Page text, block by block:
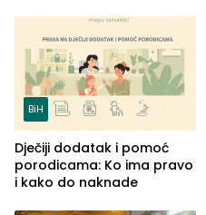
BiH
Dječiji dodatak i pomoć
porodicama: Ko ima pravo
i kako do naknade